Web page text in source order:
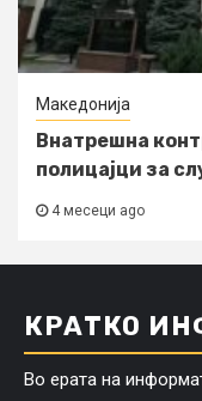
Македонија
Внатрешна
полицајци за
4 месеци ago
КРАТКО
Во ерата на